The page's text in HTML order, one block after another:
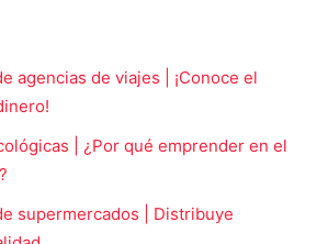
agencias de viajes | ¡Conoce el
| ¿Por qué emprender en el
supermercados | Distribuye